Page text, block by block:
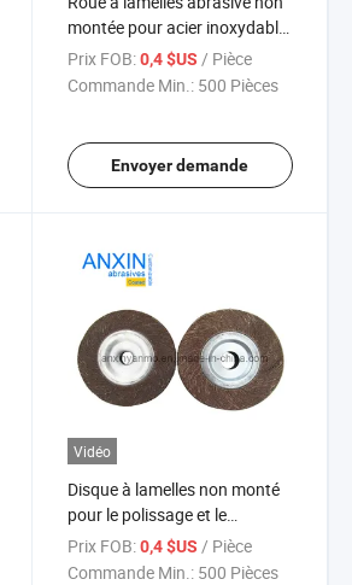
montée pour acier inoxydable
a/O
Prix FOB: 0,4 $US / Pièce
Commande Min.: 500 Pièces
Envoyer demande
Vidéo
Disque à lamelles non monté
pour le polissage et le
meulage des métaux
Prix FOB: 0,4 $US / Pièce
Commande Min.: 500 Pièces